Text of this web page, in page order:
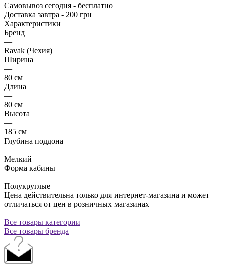
Самовывоз сегодня - бесплатно
Доставка завтра - 200 грн
Характеристики
Бренд
—
Ravak (Чехия)
Ширина
—
80 см
Длина
—
80 см
Высота
—
185 см
Глубина поддона
—
Мелкий
Форма кабины
—
Полукруглые
Цена действительна только для интернет-магазина и может
отличаться от цен в розничных магазинах
Все товары категории
Все товары бренда